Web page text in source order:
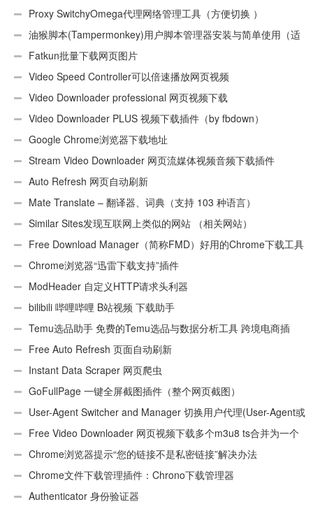
Proxy SwitchyOmega代理网络管理工具（方便切换 ）
油猴脚本(Tampermonkey)用户脚本管理器安装与简单使用（适
用Android）
Fatkun批量下载网页图片
Video Speed Controller可以倍速播放网页视频
Video Downloader professional 网页视频下载
Video Downloader PLUS 视频下载插件（by fbdown）
Google Chrome浏览器下载地址
Stream Video Downloader 网页流媒体视频音频下载插件
Auto Refresh 网页自动刷新
Mate Translate – 翻译器、词典（支持 103 种语言）
Similar Sites发现互联网上类似的网站 （相关网站）
Free Download Manager（简称FMD）好用的Chrome下载工具
插件Chrome浏览器“迅雷下载支持”插件
ModHeader 自定义HTTP请求头利器
bilibili 哔哩哔哩 B站视频 下载助手
Temu选品助手 免费的Temu选品与数据分析工具 跨境电商插
件 Free Auto Refresh 页面自动刷新
Instant Data Scraper 网页爬虫
GoFullPage 一键全屏截图插件（整个网页截图）
User-Agent Switcher and Manager 切换用户代理(User-Agent或
UA)Free Video Downloader 网页视频下载多个m3u8 ts合并为一个
ts文件Chrome浏览器提示“您的链接不是私密链接”解决办法
Chrome文件下载管理插件：Chrono下载管理器
Authenticator 身份验证器